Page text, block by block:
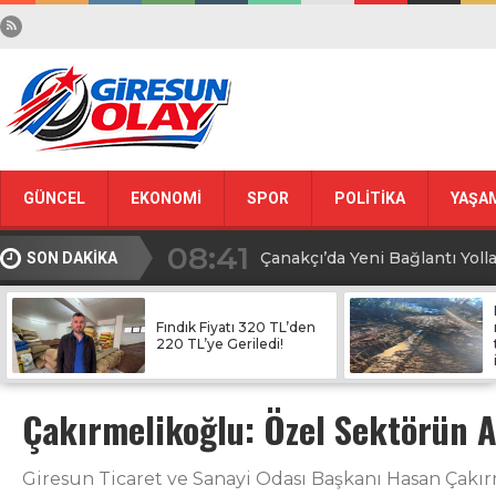
GÜNCEL EKONOMİ SPOR POLİTİKA
SON DAKİKA 08:41 Çanakçı’da Yeni Bağlantı
08:40 Ağır Yaralı Kurtarılamadı,
08:38 U-16 Türkiye Şampiyonası
08:36 Çanakçı’da öğrencilere atkı
08:23 İlk İki Ayda Türkiye’nin
Fındık Fiyatı 320 TL’den
220 TL’ye Geriledi!
Çakırmelikoğlu: Özel Sektörün
Giresun Ticaret ve Sanayi Odası Başkanı Hasan